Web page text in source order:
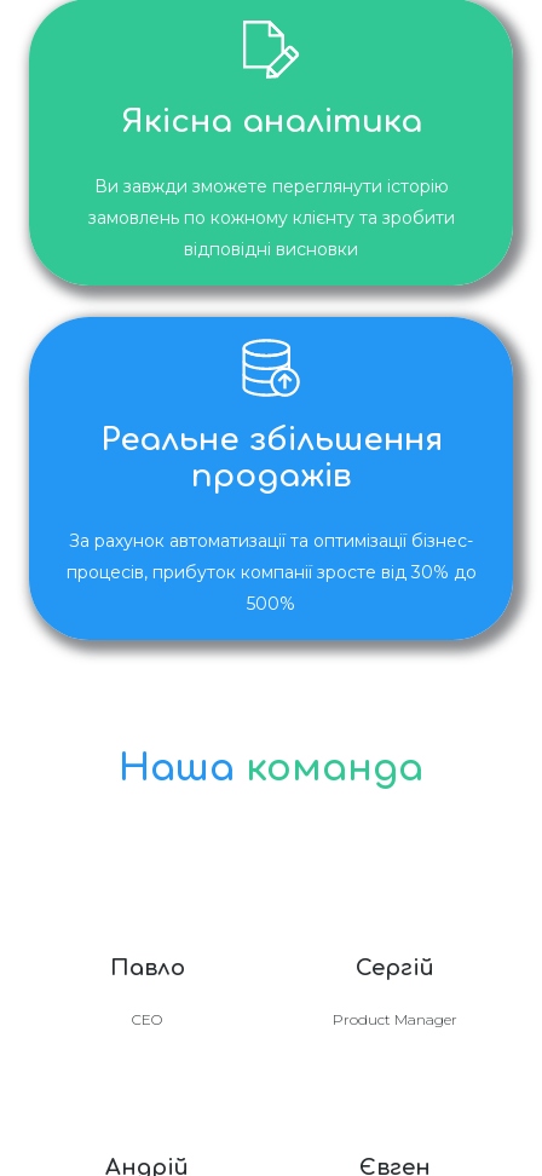
Якісна аналітика
Ви завжди зможете переглянути історію
замовлень по кожному клієнту та зробити
відповідні висновки
Реальне збільшення
продажів
За рахунок автоматизації та оптимізації бізнес-
процесів, прибуток компанії зросте від 30% до
500%
Наша команда
Павло
CEO
Сергій
Product Manager
Андрій Євген